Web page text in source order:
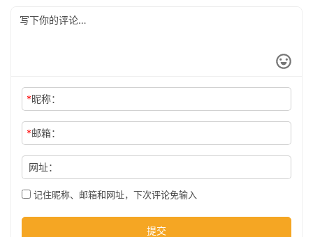
技
*昵称：
*邮箱：
网址：
记住昵称、邮箱和网址，下次评论免输入
提交